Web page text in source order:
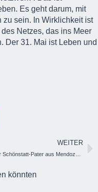
Es geht darum, mit
sein. In Wirklichkeit ist
Netzes, das ins Meer
Der 31. Mai ist Leben und
WEITER
könnten